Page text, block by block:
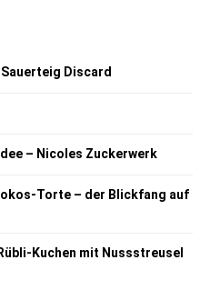
Discard
– Nicoles Zuckerwerk
Torte – der Blickfang auf
Kuchen mit Nussstreusel